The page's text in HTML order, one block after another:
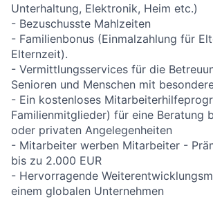
Unterhaltung, Elektronik, Heim etc.)
- Bezuschusste Mahlzeiten
- Familienbonus (Einmalzahlung für
Elternzeit).
- Vermittlungsservices für die
Senioren und Menschen mit
- Ein kostenloses
Familienmitglieder) für eine Beratung
oder privaten Angelegenheiten
- Mitarbeiter werben Mitarbeiter -
bis zu 2.000 EUR
- Hervorragende
einem globalen Unternehmen